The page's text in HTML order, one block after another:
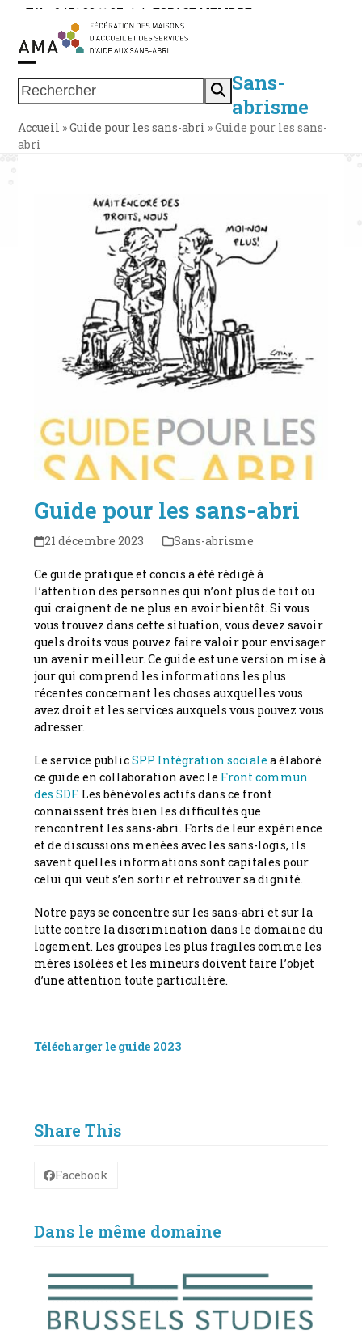
Skip
content
Tél. : 0471 38 11 37 | | ESPACE MEMBRE
Rechercher
Open
mobile
menu
Close
mobile
menu
Sans-
abrisme
Accueil »Guide pour les sans-abri »Guide pour les sans-
abri
Guide pour les sans-abri
21 décembre 2023 Sans-abrisme
Ce guide pratique et concis a été rédigé à
l’attention des personnes qui n’ont plus de toit ou
qui craignent de ne plus en avoir bientôt. Si vous
vous trouvez dans cette situation, vous devez savoir
quels droits vous pouvez faire valoir pour envisager
un avenir meilleur. Ce guide est une version mise à
jour qui comprend les informations les plus
récentes concernant les choses auxquelles vous
avez droit et les services auxquels vous pouvez vous
adresser.
Le service publicSPP Intégration sociale a élaboré
ce guide en collaboration avec le Front commun
des SDF. Les bénévoles actifs dans ce front
connaissent très bien les difficultés que
rencontrent les sans-abri. Forts de leur expérience
et de discussions menées avec les sans-logis, ils
savent quelles informations sont capitales pour
celui qui veut s’en sortir et retrouver sa dignité.
Notre pays se concentre sur les sans-abri et sur la
lutte contre la discrimination dans le domaine du
logement. Les groupes les plus fragiles comme les
mères isolées et les mineurs doivent faire l’objet
d’une attention toute particulière.
Télécharger le guide 2023
Share This
Facebook
Dans le même domaine